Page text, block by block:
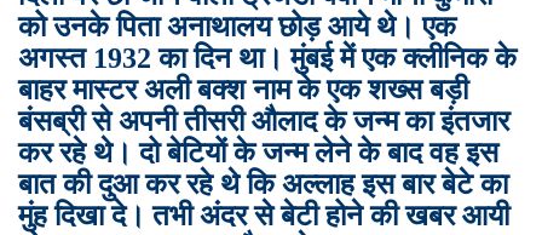
को उनके पिता अनाथालय छोड़ आये थे।एक
अगस्त 1932 का दिन था। मुंबई में एक क्लीनिक के
बाहर मास्टर अली बक्श नाम के एक शख्स बड़ी
बंसब्री से अपनी तीसरी औलाद के जन्म का इंतजार
कर रहे थे। दो बेटियों के जन्म लेने के बाद वह इस
बात की दुआ कर रहे थे कि अल्लाह इस बार बेटे का
मुंह दिखा दे। तभी अंदर से बेटी होने की खबर आयी